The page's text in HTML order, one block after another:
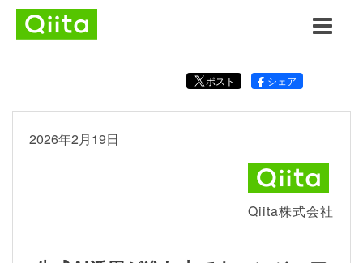
ポスト シェア
2026年2月19日
Qiita株式会社